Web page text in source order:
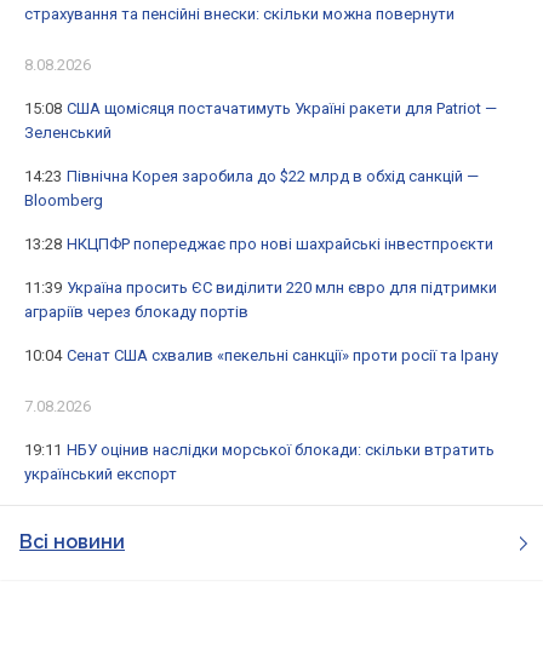
страхування та пенсійні внески: скільки можна повернути
8.08.2026
15:08 США щомісяця постачатимуть Україні ракети для Patriot —
Зеленський
14:23 Північна Корея заробила до $22 млрд в обхід санкцій —
Bloomberg
13:28 НКЦПФР попереджає про нові шахрайські інвестпроєкти
11:39 Україна просить ЄС виділити 220 млн євро для підтримки
аграріїв через блокаду портів
10:04 Сенат США схвалив «пекельні санкції» проти росії та Ірану
7.08.2026
19:11 НБУ оцінив наслідки морської блокади: скільки втратить
український експорт
Всі новини